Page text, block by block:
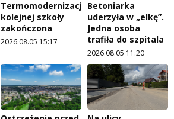
Termomodernizacja
kolejnej szkoły
zakończona
2026.08.05 15:17
Betoniarka
uderzyła w „elkę”.
Jedna osoba
trafiła do szpitala
2026.08.05 11:20